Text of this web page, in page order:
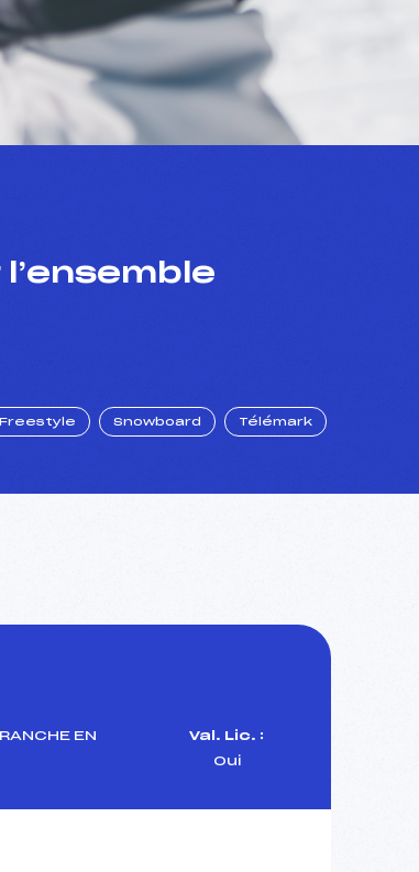
Freestyle Snowboard Télémark
EN
Val. Lic. :
Oui